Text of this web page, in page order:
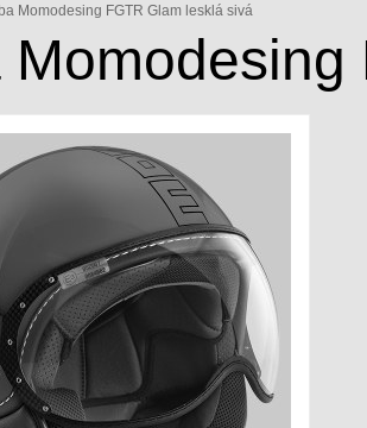
Momodesing FGTR Glam lesklá sivá